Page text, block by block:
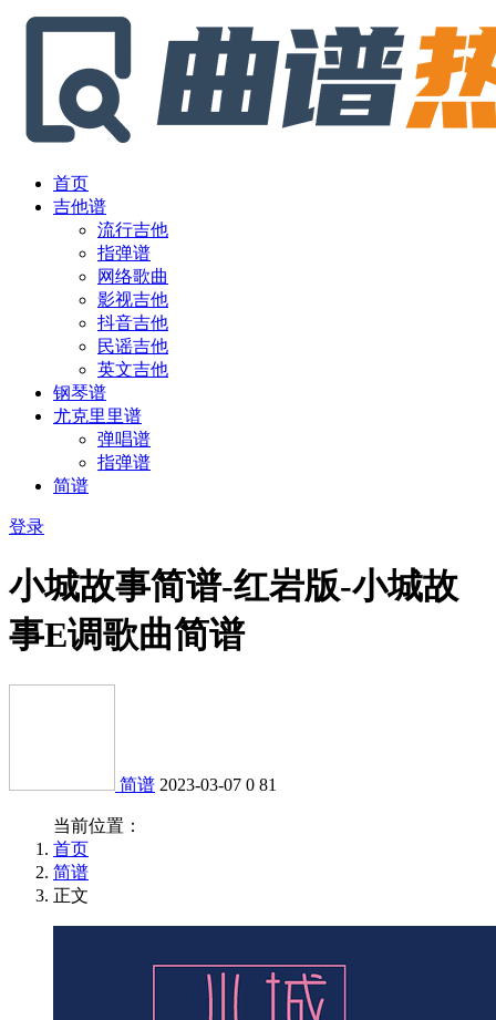
首页
吉他谱
流行吉他
指弹谱
网络歌曲
影视吉他
抖音吉他
民谣吉他
英文吉他
钢琴谱
尤克里里谱
弹唱谱
指弹谱
简谱
登录
小城故事简谱-红岩版-小城故
事E调歌曲简谱
简谱 2023-03-07 0 81
当前位置：
首页
简谱
正文